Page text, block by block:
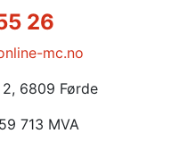
26
mc.no
6809 Førde
713 MVA